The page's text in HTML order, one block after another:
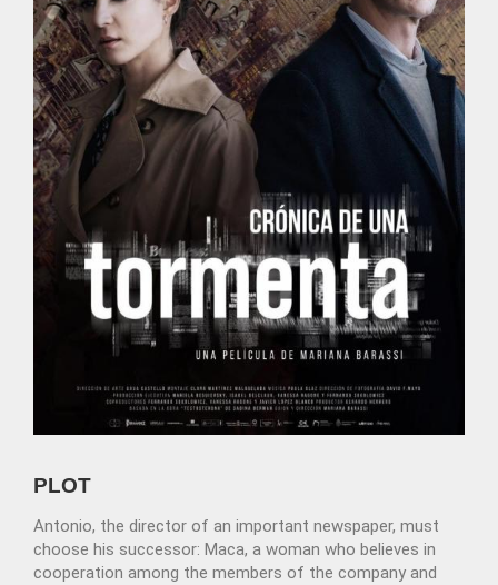
PLOT
Antonio, the director of an important newspaper, must
choose his successor: Maca, a woman who believes in
cooperation among the members of the company and